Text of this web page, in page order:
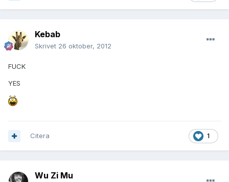
Kebab
Skrivet 26 oktober, 2012
FUCK
YES
1
Citera
Wu Zi Mu